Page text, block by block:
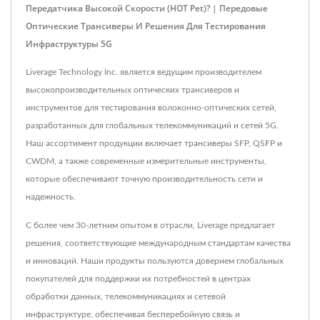
Передатчика Высокой Скорости (HOT Pet)? | Передовые
Оптические Трансиверы И Решения Для Тестирования
Инфраструктуры 5G
Liverage Technology Inc. является ведущим производителем
высокопроизводительных оптических трансиверов и
инструментов для тестирования волоконно-оптических сетей,
разработанных для глобальных телекоммуникаций и сетей 5G.
Наш ассортимент продукции включает трансиверы SFP, QSFP и
CWDM, а также современные измерительные инструменты,
которые обеспечивают точную производительность сети и
надежность.
С более чем 30-летним опытом в отрасли, Liverage предлагает
решения, соответствующие международным стандартам качества
и инноваций. Наши продукты пользуются доверием глобальных
покупателей для поддержки их потребностей в центрах
обработки данных, телекоммуникациях и сетевой
инфраструктуре, обеспечивая бесперебойную связь и